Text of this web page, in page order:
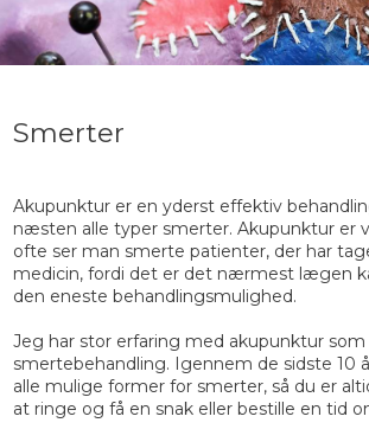
Smerter
Akupunktur er en yderst effektiv
næsten alle typer smerter. Akupunktur er
ofte ser man smerte patienter, der har
medicin, fordi det er det nærmest lægen
den eneste behandlingsmulighed.
Jeg har stor erfaring med akupunktur som
smertebehandling. Igennem de sidste 10
alle mulige former for smerter, så du er
at ringe og få en snak eller bestille en tid